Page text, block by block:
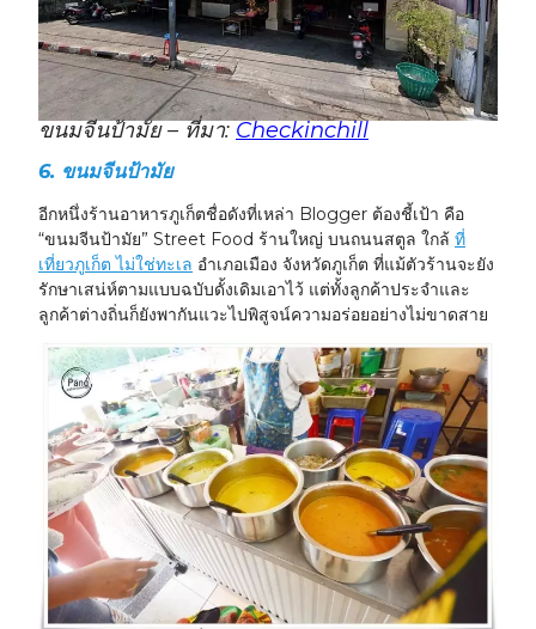
ขนมจีนป้ามัย – ที่มา: Checkinchill
6. ขนมจีนป้ามัย
อีกหนึ่งร้านอาหารภูเก็ตชื่อดังที่เหล่า Blogger ต้องชี้เป้า คือ
“ขนมจีนป้ามัย” Street Food ร้านใหญ่ บนถนนสตูล ใกล้ ที่
เที่ยวภูเก็ต ไม่ใช่ทะเล อำเภอเมือง จังหวัดภูเก็ต ที่แม้ตัวร้านจะยัง
รักษาเสน่ห์ตามแบบฉบับดั้งเดิมเอาไว้ แต่ทั้งลูกค้าประจำและ
ลูกค้าต่างถิ่นก็ยังพากันแวะไปพิสูจน์ความอร่อยอย่างไม่ขาดสาย